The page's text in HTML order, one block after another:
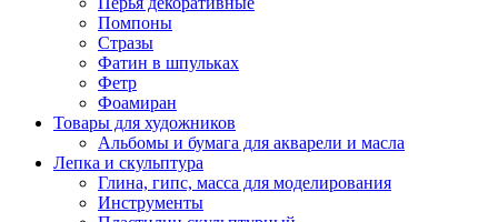
Помпоны
Стразы
Фатин в шпульках
Фетр
Фоамиран
Товары для художников
Альбомы и бумага для акварели и масла
Лепка и скульптура
Глина, гипс, масса для моделирования
Инструменты